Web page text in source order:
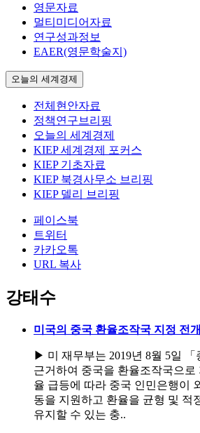
영문자료
멀티미디어자료
연구성과정보
EAER(영문학술지)
오늘의 세계경제
전체현안자료
정책연구브리핑
오늘의 세계경제
KIEP 세계경제 포커스
KIEP 기초자료
KIEP 북경사무소 브리핑
KIEP 델리 브리핑
페이스북
트위터
카카오톡
URL 복사
강태수
미국의 중국 환율조작국 지정 전
▶ 미 재무부는 2019년 8월 5일 「
근거하여 중국을 환율조작국으로
율 급등에 따라 중국 인민은행이
동을 지원하고 환율을 균형 및 적
유지할 수 있는 충..